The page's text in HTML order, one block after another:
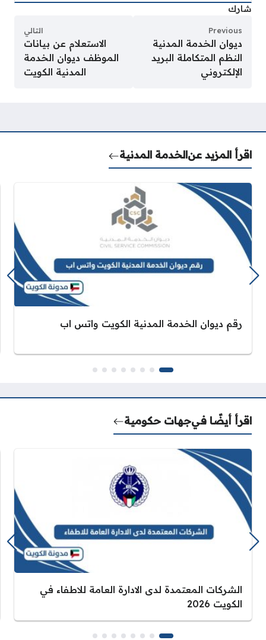
شارك
Previous
ديوان الخدمة المدنية
النظم المتكاملة البريد
الإلكتروني
التالي
الاستعلام عن بيانات
الموظف ديوان الخدمة
المدنية الكويت
اقرأ المزيد عنالخدمة المدنية
رقم ديوان الخدمة المدنية الكويت واتس اب
اقرأ أيضًا فيجهات حكومية
الشركات المعتمدة لدى الادارة العامة للاطفاء في
الكويت 2026